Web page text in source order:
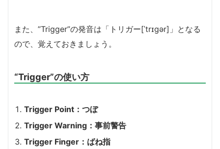
また、”Trigger”の発音は「トリガー[ˈtrɪɡər]」となる
ので、覚えておきましょう。
“Trigger”の使い方
Trigger Point：つぼ
Trigger Warning：事前警告
Trigger Finger：ばね指